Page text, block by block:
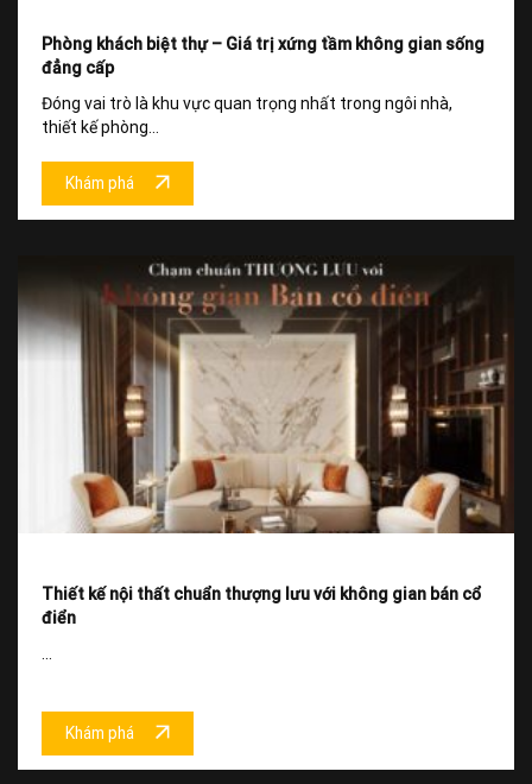
Phòng khách biệt thự – Giá trị xứng tầm không gian sống
đẳng cấp
Đóng vai trò là khu vực quan trọng nhất trong ngôi nhà,
thiết kế phòng...
Khám phá
Thiết kế nội thất chuẩn thượng lưu với không gian bán cổ
điển
Khám phá